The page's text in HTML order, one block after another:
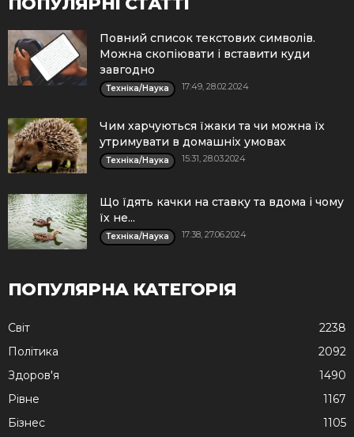
Повний список текстових символів.
Можна скопіювати і вставити куди
завгодно
Техніка/Наука 17:49, 28.02.2024
Чим харчуються їжаки та чи можна їх
утримувати в домашніх умовах
Техніка/Наука 15:31, 28.03.2024
Що їдять качки на ставку та вдома і чому
їх не...
Техніка/Наука 17:38, 27.06.2024
ПОПУЛЯРНА КАТЕГОРІЯ
Cвіт
2238
Політика
2092
Здоров'я
1490
Рівне
1167
Бізнес
1105